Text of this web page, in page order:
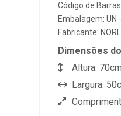
Código de
Embalagem: UN
Fabricante:
Dimensões
Altura: 70cm
Largura: